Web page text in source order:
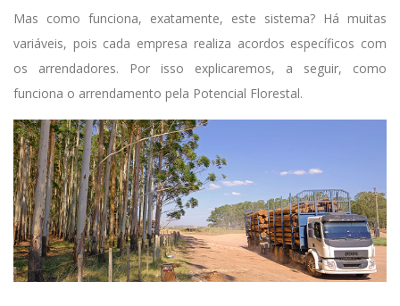
Mas como funciona, exatamente, este sistema? Há muitas
variáveis, pois cada empresa realiza acordos específicos com
os arrendadores. Por isso explicaremos, a seguir, como
funciona o arrendamento pela Potencial Florestal.